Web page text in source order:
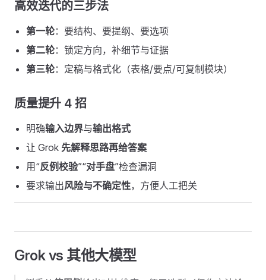
高效迭代的三步法
第一轮：要结构、要提纲、要选项
第二轮：锁定方向，补细节与证据
第三轮：定稿与格式化（表格/要点/可复制模块）
质量提升 4 招
明确输入边界与输出格式
让 Grok 先解释思路再给答案
用“反例校验”“对手盘”检查漏洞
要求输出风险与不确定性，方便人工把关
Grok vs 其他大模型